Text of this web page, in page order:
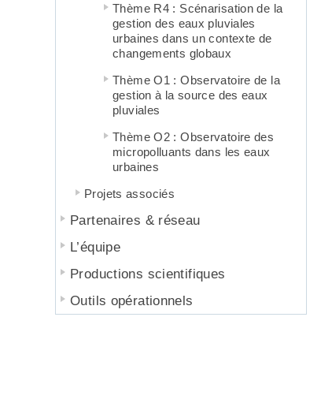
Thème R4 : Scénarisation de la
gestion des eaux pluviales
urbaines dans un contexte de
changements globaux
Thème O1 : Observatoire de la
gestion à la source des eaux
pluviales
Thème O2 : Observatoire des
micropolluants dans les eaux
urbaines
Projets associés
Partenaires & réseau
L’équipe
Productions scientifiques
Outils opérationnels